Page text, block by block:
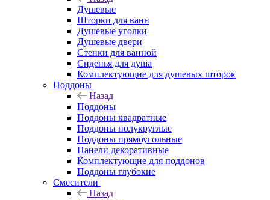
Душевые
Шторки для ванн
Душевые уголки
Душевые двери
Стенки для ванной
Сиденья для душа
Комплектующие для душевых шторок
Поддоны
Назад
Поддоны
Поддоны квадратные
Поддоны полукруглые
Поддоны прямоугольные
Панели декоративные
Комплектующие для поддонов
Поддоны глубокие
Смесители
Назад